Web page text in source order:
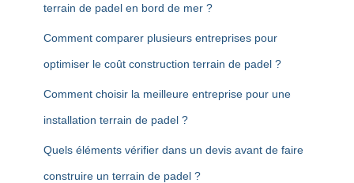
terrain de padel en bord de mer ?
Comment comparer plusieurs entreprises pour
optimiser le coût construction terrain de padel ?
Comment choisir la meilleure entreprise pour une
installation terrain de padel ?
Quels éléments vérifier dans un devis avant de faire
construire un terrain de padel ?